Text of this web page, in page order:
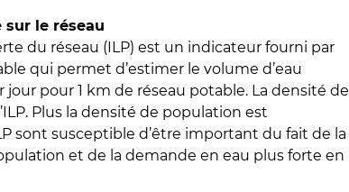
sur le réseau
du réseau (ILP) est un indicateur fourni par
qui permet d’estimer le volume d’eau
jour pour 1 km de réseau potable. La densité de
Plus la densité de population est
sont susceptible d’être important du fait de la
et de la demande en eau plus forte en